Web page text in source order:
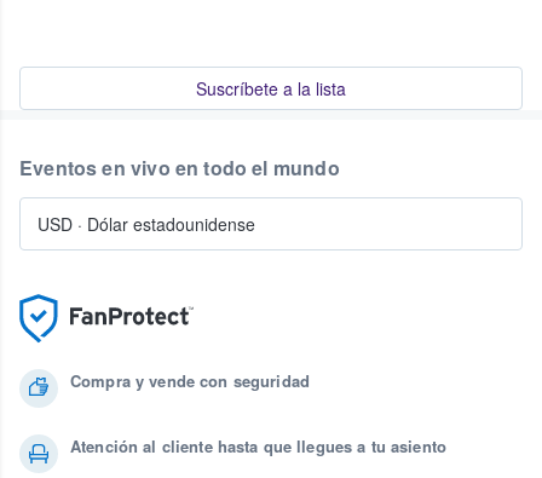
Suscríbete a la lista
Compra y vende con seguridad
Atención al cliente hasta que llegues a tu asiento
Eventos en vivo en todo el mundo
USD · Dólar estadounidense